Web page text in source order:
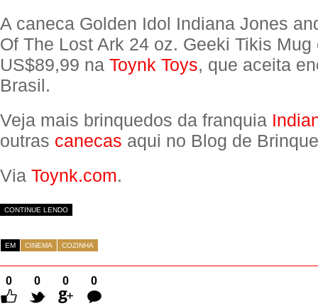
A caneca Golden Idol Indiana Jones
Of The Lost Ark 24 oz. Geeki Tikis Mug
US$89,99 na Toynk Toys, que aceita
Brasil.
Veja mais brinquedos da franquia
outras canecas aqui no Blog de
Via Toynk.com.
CONTINUE LENDO
EM CINEMA COZINHA
0 0 0
0
Comentários